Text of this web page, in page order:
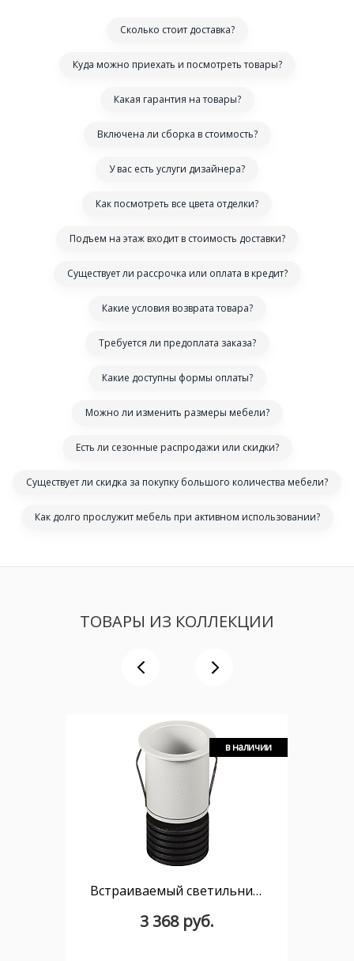
Сколько стоит доставка?
Куда можно приехать и посмотреть товары?
Какая гарантия на товары?
Включена ли сборка в стоимость?
У вас есть услуги дизайнера?
Как посмотреть все цвета отделки?
Подъем на этаж входит в стоимость доставки?
Существует ли рассрочка или оплата в кредит?
Какие условия возврата товара?
Требуется ли предоплата заказа?
Какие доступны формы оплаты?
Можно ли изменить размеры мебели?
Есть ли сезонные распродажи или скидки?
Существует ли скидка за покупку большого количества мебели?
Как долго прослужит мебель при активном использовании?
ТОВАРЫ ИЗ КОЛЛЕКЦИИ
в наличии
Встраиваемый светильник MANTRA GUINCHO 6855
3 368 руб.